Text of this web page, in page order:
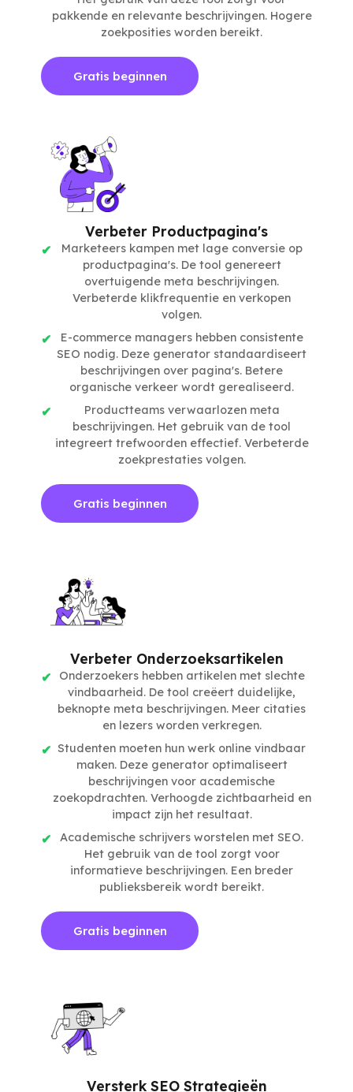
pakkende en relevante beschrijvingen. Hogere
zoekposities worden bereikt.
Gratis beginnen
Verbeter Productpagina's
Marketeers kampen met lage conversie op
productpagina's. De tool genereert
overtuigende meta beschrijvingen.
Verbeterde klikfrequentie en verkopen
volgen.
E-commerce managers hebben consistente
SEO nodig. Deze generator standaardiseert
beschrijvingen over pagina's. Betere
organische verkeer wordt gerealiseerd.
Productteams verwaarlozen meta
beschrijvingen. Het gebruik van de tool
integreert trefwoorden effectief. Verbeterde
zoekprestaties volgen.
Gratis beginnen
Verbeter Onderzoeksartikelen
Onderzoekers hebben artikelen met slechte
vindbaarheid. De tool creëert duidelijke,
beknopte meta beschrijvingen. Meer citaties
en lezers worden verkregen.
Studenten moeten hun werk online vindbaar
maken. Deze generator optimaliseert
beschrijvingen voor academische
zoekopdrachten. Verhoogde zichtbaarheid en
impact zijn het resultaat.
Academische schrijvers worstelen met SEO.
Het gebruik van de tool zorgt voor
informatieve beschrijvingen. Een breder
publieksbereik wordt bereikt.
Gratis beginnen
Versterk SEO Strategieën